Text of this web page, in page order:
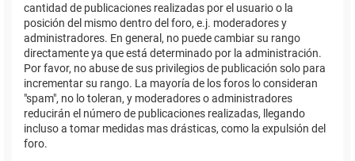
cantidad de publicaciones realizadas por el usuario o la
posición del mismo dentro del foro, e.j. moderadores y
administradores. En general, no puede cambiar su rango
directamente ya que está determinado por la administración.
Por favor, no abuse de sus privilegios de publicación solo para
incrementar su rango. La mayoría de los foros lo consideran
"spam", no lo toleran, y moderadores o administradores
reducirán el número de publicaciones realizadas, llegando
incluso a tomar medidas mas drásticas, como la expulsión del
foro.